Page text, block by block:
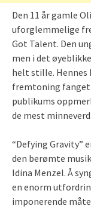
Den 11 år gamle
uforglemmelige
Got Talent. Den
men i det
helt stille. Hennes
fremtoning fanget
publikums
de mest
“Defying Gravity”
den berømte
Idina Menzel. Å
en enorm
imponerende